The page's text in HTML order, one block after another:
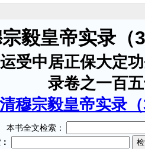
毅皇帝实录（
受中居正保大定
录卷之一百
穆宗毅皇帝实录
本书全文检索：